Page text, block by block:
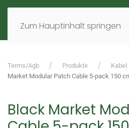
Zum Hauptinhalt springen
EN
Terms/Agb Produkte Kabel
Market Modular Patch Cable 5-pack 150
Black Market